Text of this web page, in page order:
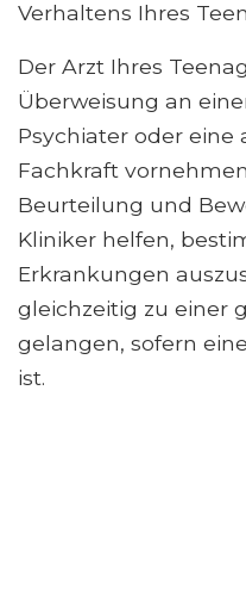
Verhaltens Ihres
Der Arzt Ihres
Überweisung an
Psychiater oder eine
Fachkraft
Beurteilung und
Kliniker helfen,
Erkrankungen
gleichzeitig zu einer
gelangen, sofern
ist.